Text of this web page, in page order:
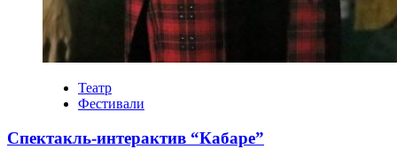
Театр
Фестивали
Спектакль-интерактив “Кабаре”